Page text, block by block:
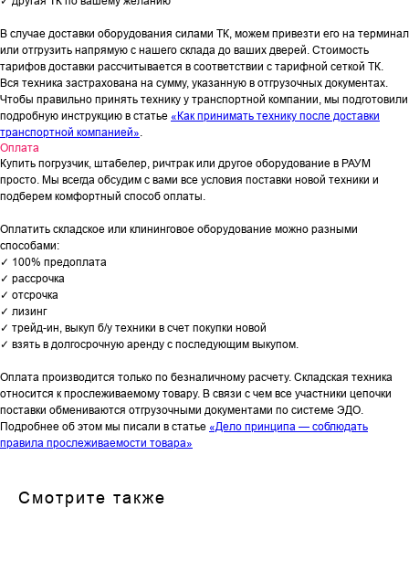
В случае доставки оборудования силами ТК, можем привезти его на терминал
или отгрузить напрямую с нашего склада до ваших дверей. Стоимость
тарифов доставки рассчитывается в соответствии с тарифной сеткой ТК.
Вся техника застрахована на сумму, указанную в отгрузочных документах.
Чтобы правильно принять технику у транспортной компании, мы подготовили
подробную инструкцию в статье «Как принимать технику после доставки
транспортной компанией».
Оплата
Купить погрузчик, штабелер, ричтрак или другое оборудование в РАУМ
просто. Мы всегда обсудим с вами все условия поставки новой техники и
подберем комфортный способ оплаты.
Оплатить складское или клининговое оборудование можно разными
способами:
✓ 100% предоплата
✓ рассрочка
✓ отсрочка
✓ лизинг
✓ трейд-ин, выкуп б/у техники в счет покупки новой
✓ взять в долгосрочную аренду с последующим выкупом.
Оплата производится только по безналичному расчету. Складская техника
относится к прослеживаемому товару. В связи с чем все участники цепочки
поставки обмениваются отгрузочными документами по системе ЭДО.
Подробнее об этом мы писали в статье «Дело принципа — соблюдать
правила прослеживаемости товара»
Смотрите также